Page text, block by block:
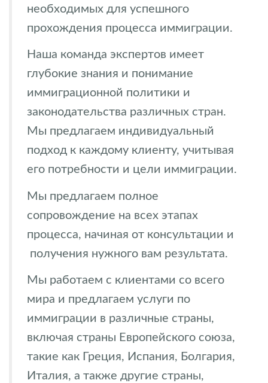
необходимых для успешного
прохождения процесса иммиграции.
Наша команда экспертов имеет
глубокие знания и понимание
иммиграционной политики и
законодательства различных стран.
Мы предлагаем индивидуальный
подход к каждому клиенту, учитывая
его потребности и цели иммиграции.
Мы предлагаем полное
сопровождение на всех этапах
процесса, начиная от консультации и
получения нужного вам результата.
Мы работаем с клиентами со всего
мира и предлагаем услуги по
иммиграции в различные страны,
включая страны Европейского союза,
такие как Греция, Испания, Болгария,
Италия, а также другие страны,